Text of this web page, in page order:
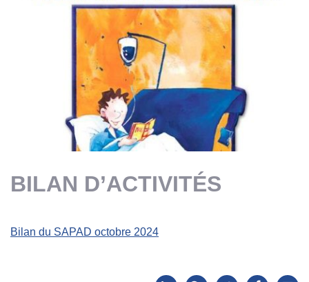
BILAN D’ACTIVITÉS
Bilan du SAPAD octobre 2024